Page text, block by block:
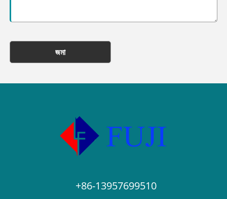
জমা
+86-13957699510